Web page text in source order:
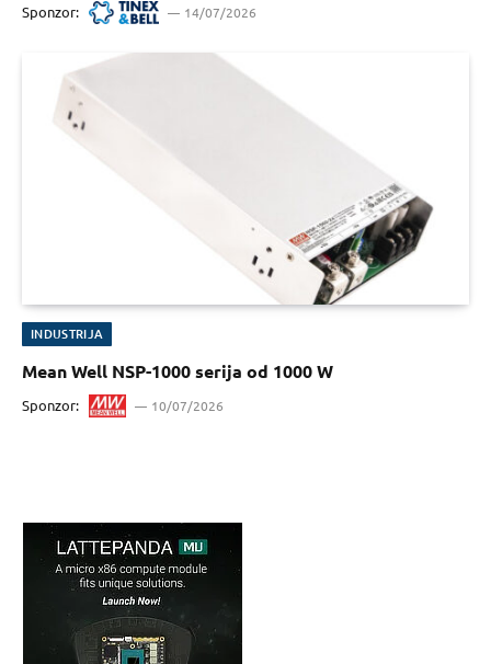
Sponzor: 14/07/2026
INDUSTRIJA
Mean Well NSP-1000 serija od 1000 W
Sponzor: 10/07/2026